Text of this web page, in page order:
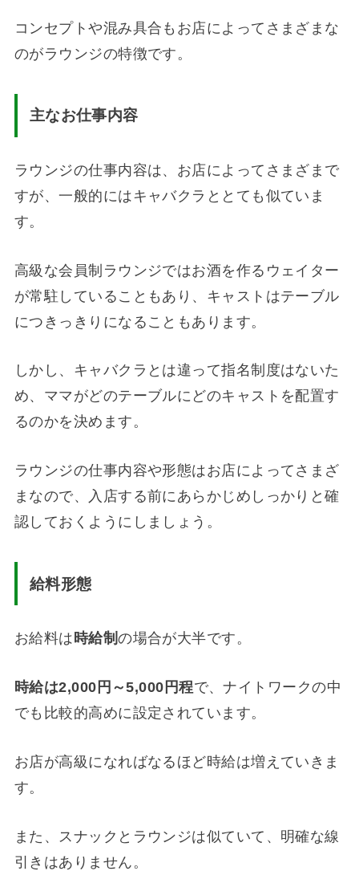
コンセプトや混み具合もお店によってさまざまな
のがラウンジの特徴です。
主なお仕事内容
ラウンジの仕事内容は、お店によってさまざまで
すが、一般的にはキャバクラととても似ていま
す。
高級な会員制ラウンジではお酒を作るウェイター
が常駐していることもあり、キャストはテーブル
につきっきりになることもあります。
しかし、キャバクラとは違って指名制度はないた
め、ママがどのテーブルにどのキャストを配置す
るのかを決めます。
ラウンジの仕事内容や形態はお店によってさまざ
まなので、入店する前にあらかじめしっかりと確
認しておくようにしましょう。
給料形態
お給料は時給制の場合が大半です。
時給は2,000 円～5,000 円程で、ナイトワークの中
でも比較的高めに設定されています。
お店が高級になればなるほど時給は増えていきま
す。
また、スナックとラウンジは似ていて、明確な線
引きはありません。